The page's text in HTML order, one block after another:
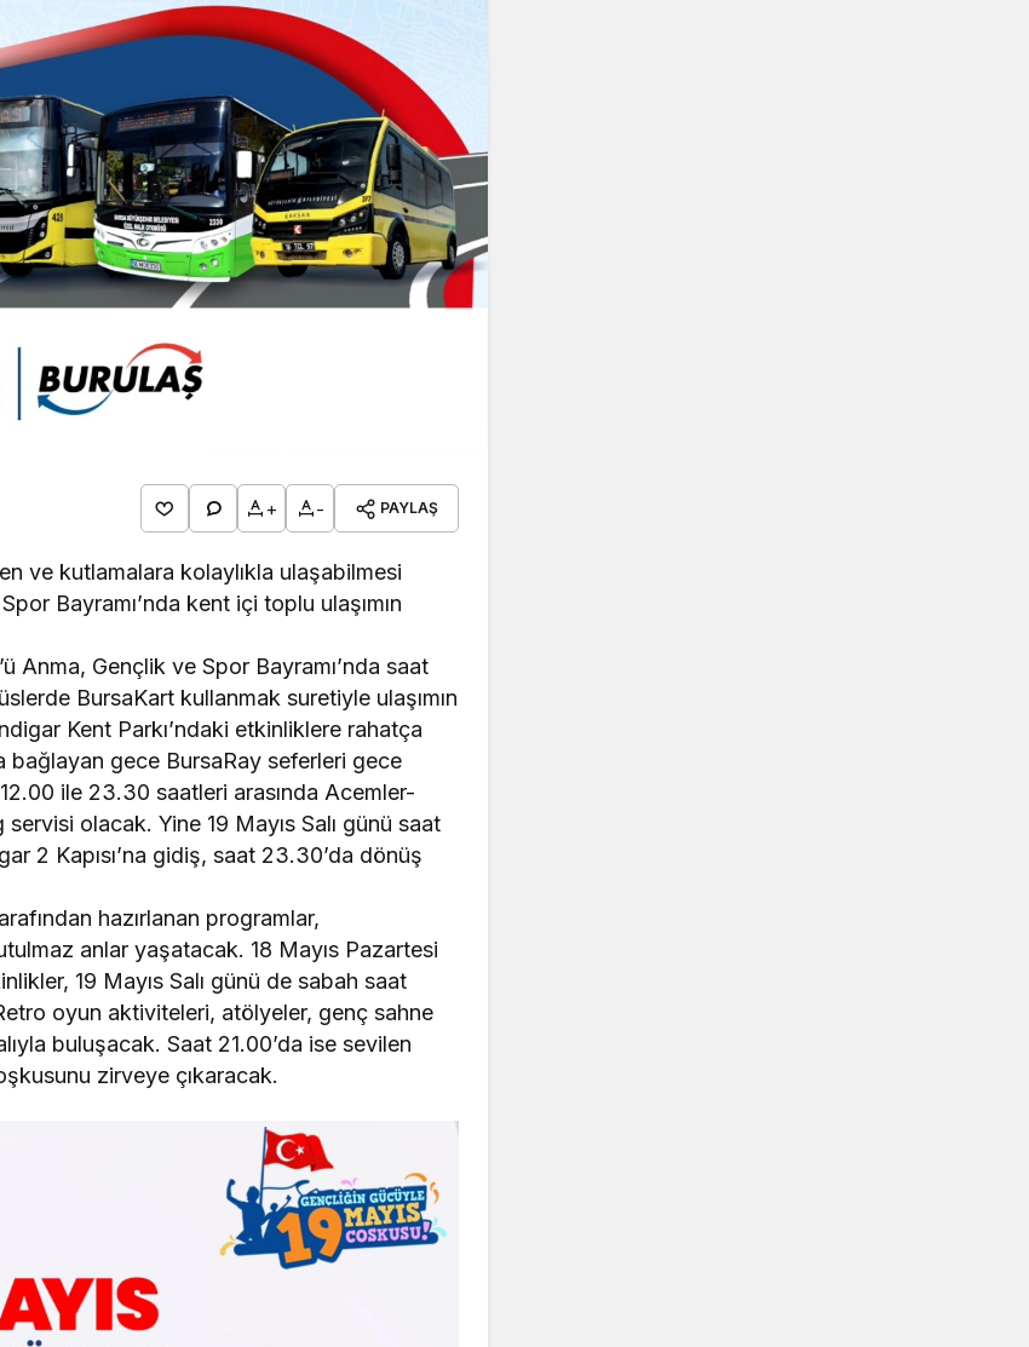
+ - PAYLAŞ
ve kutlamalara kolaylıkla ulaşabilmesi
Bayramı’nda kent içi toplu ulaşımın
Anma, Gençlik ve Spor Bayramı’nda saat
BursaKart kullanmak suretiyle ulaşımın
Kent Parkı’ndaki etkinliklere rahatça
bağlayan gece BursaRay seferleri gece
12.00 ile 23.30 saatleri arasında Acemler-
olacak. Yine 19 Mayıs Salı günü saat
2 Kapısı’na gidiş, saat 23.30’da dönüş
hazırlanan programlar,
anlar yaşatacak. 18 Mayıs Pazartesi
19 Mayıs Salı günü de sabah saat
oyun aktiviteleri, atölyeler, genç sahne
buluşacak. Saat 21.00’da ise sevilen
zirveye çıkaracak.